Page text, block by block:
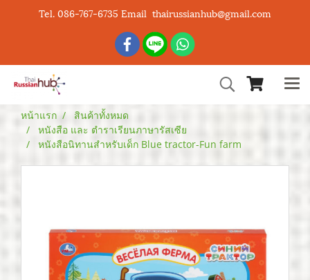
Tel. 086-767-6735 Email thairussianhub@gmail.com
หน้าแรก
สินค้าทั้งหมด
หนังสือ และ ตำราเรียนภาษารัสเซีย
หนังสือนิทานสำหรับเด็ก Blue tractor-Fun farm